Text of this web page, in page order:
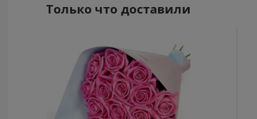
Только что доставили